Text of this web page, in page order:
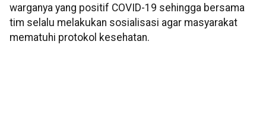
warganya yang positif COVID-19 sehingga bersama
tim selalu melakukan sosialisasi agar masyarakat
mematuhi protokol kesehatan.